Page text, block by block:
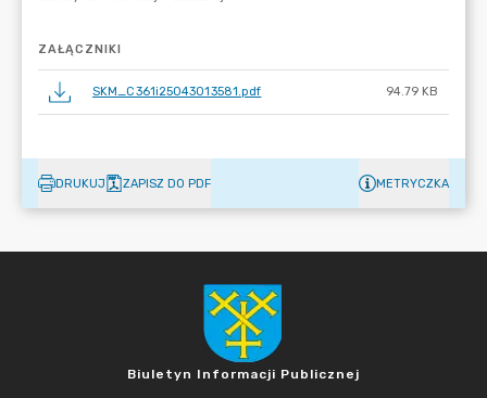
ZAŁĄCZNIKI
SKM_C361i25043013581.pdf 94.79 KB
DRUKUJ ZAPISZ DO PDF METRYCZKA
Biuletyn Informacji Publicznej